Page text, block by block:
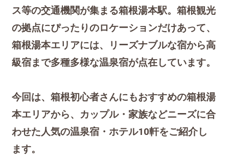
ス等の交通機関が集まる箱根湯本駅。箱根観光
の拠点にぴったりのロケーションだけあって、
箱根湯本エリアには、リーズナブルな宿から高
級宿まで多種多様な温泉宿が点在しています。
今回は、箱根初心者さんにもおすすめの箱根湯
本エリアから、カップル・家族などニーズに合
わせた人気の温泉宿・ホテル10軒をご紹介し
ます。